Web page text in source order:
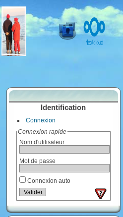
Identification
Connexion
Connexion rapide
Nom d'utilisateur
Mot de passe
Connexion auto